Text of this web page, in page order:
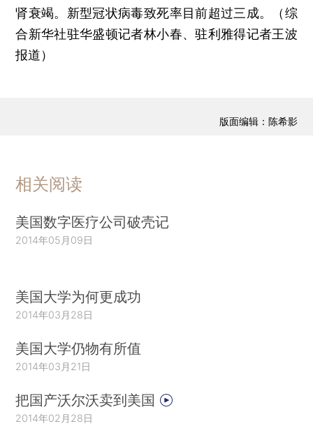
肾衰竭。新型冠状病毒致死率目前超过三成。（综
合新华社驻华盛顿记者林小春、驻利雅得记者王波
报道）
版面编辑：陈希影
相关阅读
美国数字医疗公司破壳记
2014年05月09日
美国大学为何更成功
2014年03月28日
美国大学仍物有所值
2014年03月21日
把国产沃尔沃卖到美国
2014年02月28日